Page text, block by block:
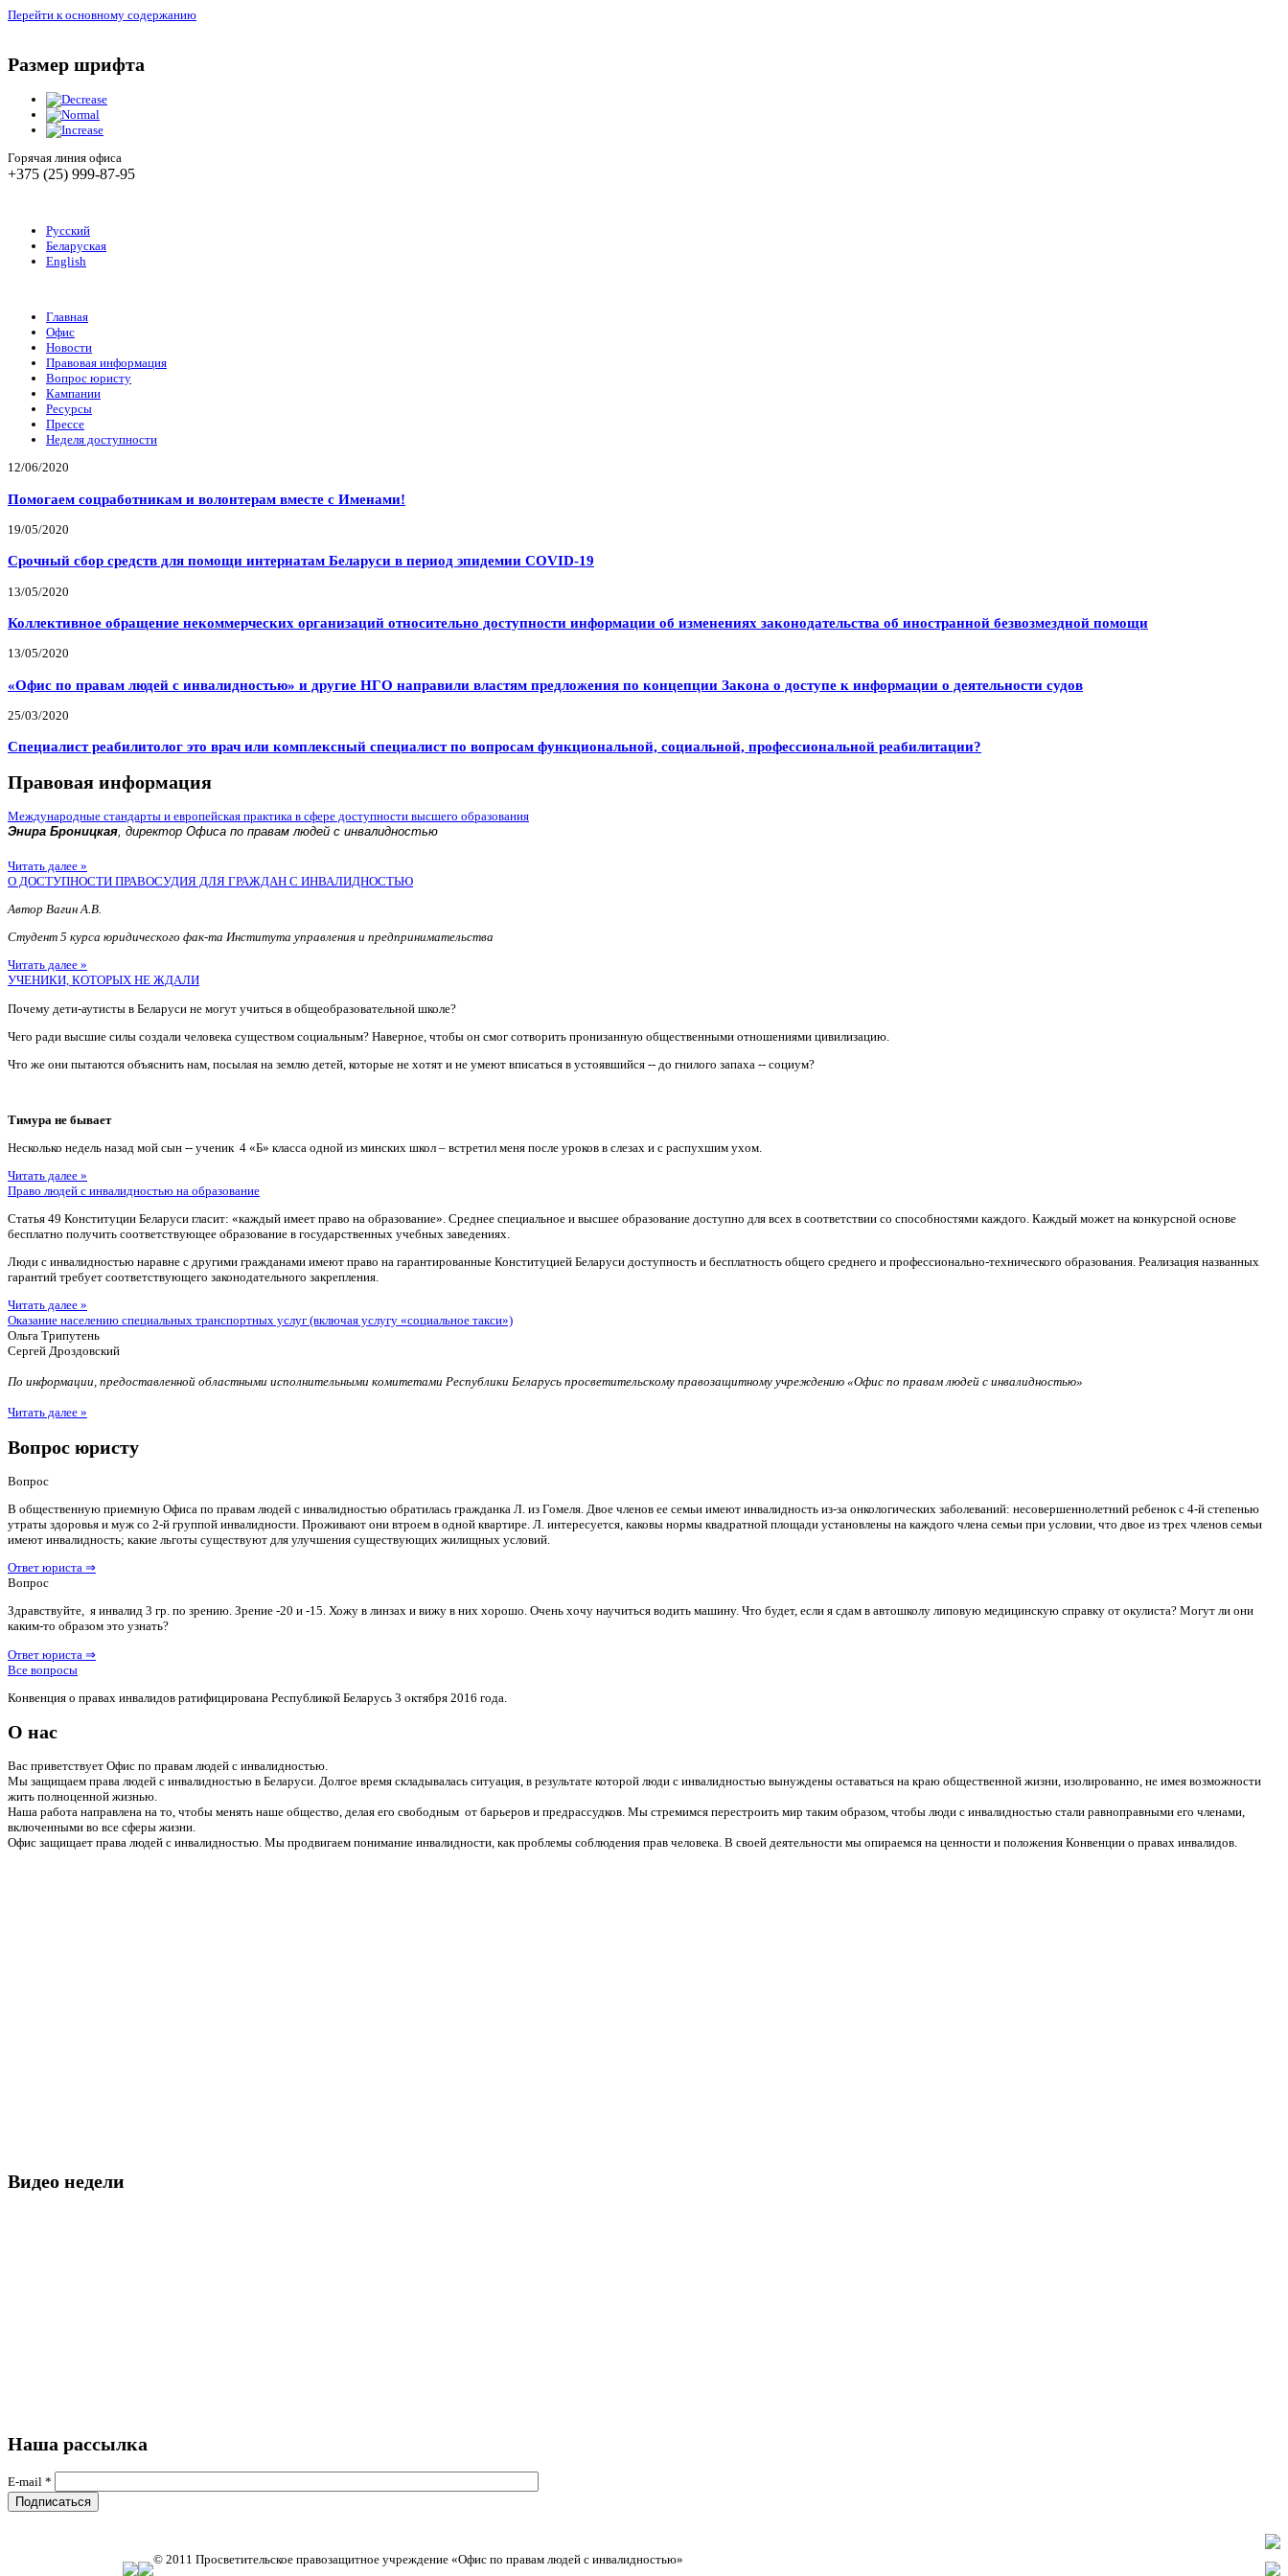
Перейти к основному содержанию
Размер шрифта
Горячая линия офиса
+375 (25) 999-87-95
Русский
Беларуская
English
Главная
Офис
Новости
Правовая информация
Вопрос юристу
Кампании
Ресурсы
Прессе
Неделя доступности
12/06/2020
Помогаем соцработникам и волонтерам вместе с Именами!
19/05/2020
Срочный сбор средств для помощи интернатам Беларуси в период эпидемии COVID-19
13/05/2020
Коллективное обращение некоммерческих организаций относительно доступности информации об изменениях законодательства об иностранной безвозмездной помощи
13/05/2020
«Офис по правам людей с инвалидностью» и другие НГО направили властям предложения по концепции Закона о доступе к информации о деятельности судов
25/03/2020
Специалист реабилитолог это врач или комплексный специалист по вопросам функциональной, социальной, профессиональной реабилитации?
Правовая информация
Международные стандарты и европейская практика в сфере доступности высшего образования
Энира Броницкая, директор Офиса по правам людей с инвалидностью
Читать далее »
О ДОСТУПНОСТИ ПРАВОСУДИЯ ДЛЯ ГРАЖДАН С ИНВАЛИДНОСТЬЮ
Автор Вагин А.В.
Студент 5 курса юридического фак-та Института управления и предпринимательства
Читать далее »
УЧЕНИКИ, КОТОРЫХ НЕ ЖДАЛИ
Почему дети-аутисты в Беларуси не могут учиться в общеобразовательной школе?
Чего ради высшие силы создали человека существом социальным? Наверное, чтобы он смог сотворить пронизанную общественными отношениями цивилизацию.
Что же они пытаются объяснить нам, посылая на землю детей, которые не хотят и не умеют вписаться в устоявшийся -- до гнилого запаха -- социум?
Тимура не бывает
Несколько недель назад мой сын -- ученик 4 «Б» класса одной из минских школ – встретил меня после уроков в слезах и с распухшим ухом.
Читать далее »
Право людей с инвалидностью на образование
Статья 49 Конституции Беларуси гласит: «каждый имеет право на образование». Среднее специальное и высшее образование доступно для всех в соответствии со способностями каждого. Каждый может на конкурсной основе
бесплатно получить соответствующее образование в государственных учебных заведениях.
Люди с инвалидностью наравне с другими гражданами имеют право на гарантированные Конституцией Беларуси доступность и бесплатность общего среднего и профессионально-технического образования. Реализация названных
гарантий требует соответствующего законодательного закрепления.
Читать далее »
Оказание населению специальных транспортных услуг (включая услугу «социальное такси»)
Ольга Трипутень
Сергей Дроздовский
По информации, предоставленной областными исполнительными комитетами Республики Беларусь просветительскому правозащитному учреждению «Офис по правам людей с инвалидностью»
Читать далее »
Вопрос юристу
Вопрос
В общественную приемную Офиса по правам людей с инвалидностью обратилась гражданка Л. из Гомеля. Двое членов ее семьи имеют инвалидность из-за онкологических заболеваний: несовершеннолетний ребенок с 4-й степенью
утраты здоровья и муж со 2-й группой инвалидности. Проживают они втроем в одной квартире. Л. интересуется, каковы нормы квадратной площади установлены на каждого члена семьи при условии, что двое из трех членов семьи
имеют инвалидность; какие льготы существуют для улучшения существующих жилищных условий.
Ответ юриста ⇒
Вопрос
Здравствуйте, я инвалид 3 гр. по зрению. Зрение -20 и -15. Хожу в линзах и вижу в них хорошо. Очень хочу научиться водить машину. Что будет, если я сдам в автошколу липовую медицинскую справку от окулиста? Могут ли они
каким-то образом это узнать?
Ответ юриста ⇒
Все вопросы
Конвенция о правах инвалидов ратифицирована Республикой Беларусь 3 октября 2016 года.
О нас
Вас приветствует Офис по правам людей с инвалидностью.
Мы защищаем права людей с инвалидностью в Беларуси. Долгое время складывалась ситуация, в результате которой люди с инвалидностью вынуждены оставаться на краю общественной жизни, изолированно, не имея возможности
жить полноценной жизнью.
Наша работа направлена на то, чтобы менять наше общество, делая его свободным от барьеров и предрассудков. Мы стремимся перестроить мир таким образом, чтобы люди с инвалидностью стали равноправными его членами,
включенными во все сферы жизни.
Офис защищает права людей с инвалидностью. Мы продвигаем понимание инвалидности, как проблемы соблюдения прав человека. В своей деятельности мы опираемся на ценности и положения Конвенции о правах инвалидов.
Видео недели
Наша рассылка
E-mail *
© 2011 Просветительское правозащитное учреждение «Офис по правам людей с инвалидностью»